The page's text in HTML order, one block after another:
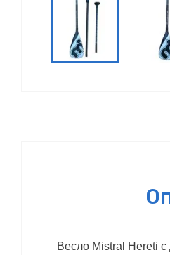
Весло Mistral Hereti